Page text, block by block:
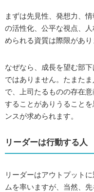
まずは先見性、発想力、
の活性化、公平な視点、
められる資質は際限があり
なぜなら、成長を望む部
ではありません。たまた
で、上司たるものの存在
することがありうること
ンスが求められます。
リーダーは行動する人
リーダーはアウトプット
ムを率いますが、当然、